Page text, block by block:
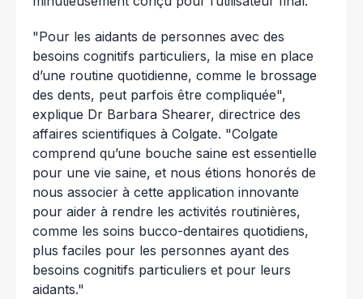
"Pour les aidants de personnes avec des
besoins cognitifs particuliers, la mise en place
d’une routine quotidienne, comme le brossage
des dents, peut parfois être compliquée",
explique Dr Barbara Shearer, directrice des
affaires scientifiques à Colgate. "Colgate
comprend qu’une bouche saine est essentielle
pour une vie saine, et nous étions honorés de
nous associer à cette application innovante
pour aider à rendre les activités routinières,
comme les soins bucco-dentaires quotidiens,
plus faciles pour les personnes ayant des
besoins cognitifs particuliers et pour leurs
aidants."